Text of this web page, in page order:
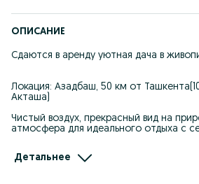
ОПИСАНИЕ
Сдаются в аренду уютная дача в
Локация: Азадбаш, 50 км от
Акташа)
Чистый воздух, прекрасный вид на
атмосфера для идеального отдыха с
3 санузла внутри дома, Большой чистый
Детальнее